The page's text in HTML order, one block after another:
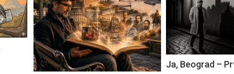
Ja, Beograd –